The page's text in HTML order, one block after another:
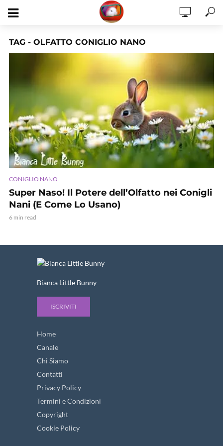
TAG - OLFATTO CONIGLIO NANO
CONIGLIO NANO
Super Naso! Il Potere dell’Olfatto nei Conigli
Nani (E Come Lo Usano)
6 min read
Bianca Little Bunny
ISCRIVITI
Home
Canale
Chi Siamo
Contatti
Privacy Policy
Termini e Condizioni
Copyright
Cookie Policy